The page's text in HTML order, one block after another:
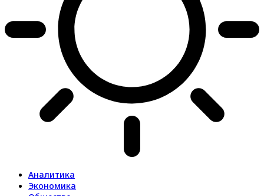
Аналитика
Экономика